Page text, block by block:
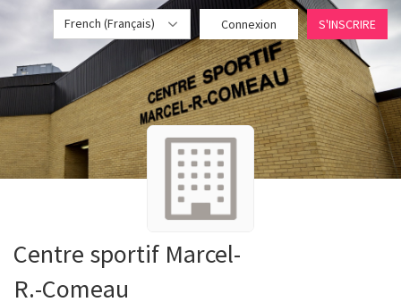
French (Français) Connexion S'INSCRIRE
Centre sportif Marcel-
R.-Comeau